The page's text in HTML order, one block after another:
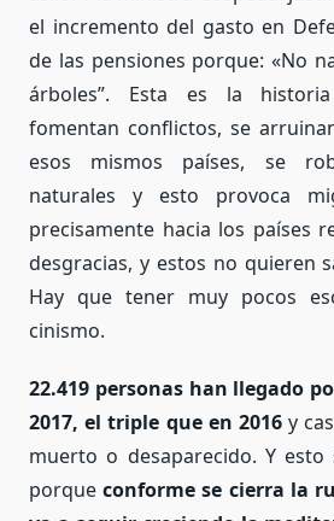
el incremento del gasto en
de las pensiones porque: «No
árboles”. Esta es la
fomentan conflictos, se
esos mismos países, se
naturales y esto provoca
precisamente hacia los países
desgracias, y estos no quieren
Hay que tener muy pocos
cinismo.
22.419 personas han llegado
2017, el triple que en 2016 y
muerto o desaparecido. Y esto
porque conforme se cierra la